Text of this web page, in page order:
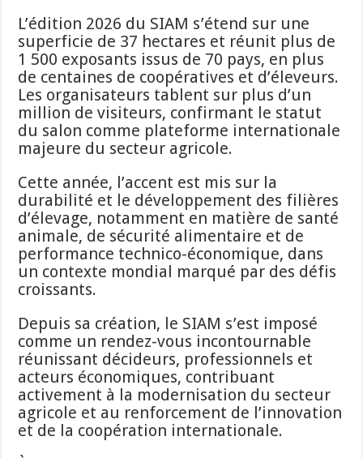
L’édition 2026 du SIAM s’étend sur une
superficie de 37 hectares et réunit plus de
1 500 exposants issus de 70 pays, en plus
de centaines de coopératives et d’éleveurs.
Les organisateurs tablent sur plus d’un
million de visiteurs, confirmant le statut
du salon comme plateforme internationale
majeure du secteur agricole.
Cette année, l’accent est mis sur la
durabilité et le développement des filières
d’élevage, notamment en matière de santé
animale, de sécurité alimentaire et de
performance technico-économique, dans
un contexte mondial marqué par des défis
croissants.
Depuis sa création, le SIAM s’est imposé
comme un rendez-vous incontournable
réunissant décideurs, professionnels et
acteurs économiques, contribuant
activement à la modernisation du secteur
agricole et au renforcement de l’innovation
et de la coopération internationale.